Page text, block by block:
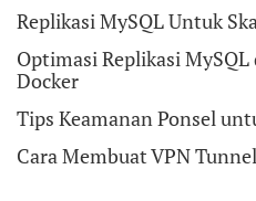
Replikasi MySQL Untuk
Optimasi Replikasi
Docker
Tips Keamanan Ponsel
Cara Membuat VPN